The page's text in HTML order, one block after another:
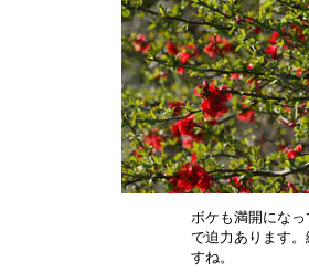
ボケも満開にな
で迫力あります